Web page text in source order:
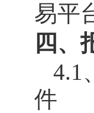
易平
四、
4.1
件